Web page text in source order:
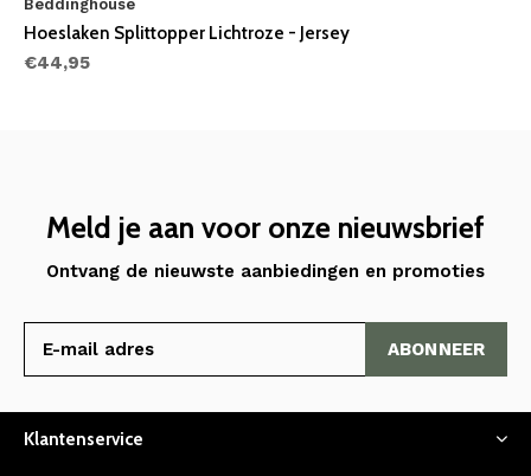
Beddinghouse
Hoeslaken Splittopper Lichtroze - Jersey
€44,95
Meld je aan voor onze nieuwsbrief
Ontvang de nieuwste aanbiedingen en promoties
ABONNEER
Klantenservice